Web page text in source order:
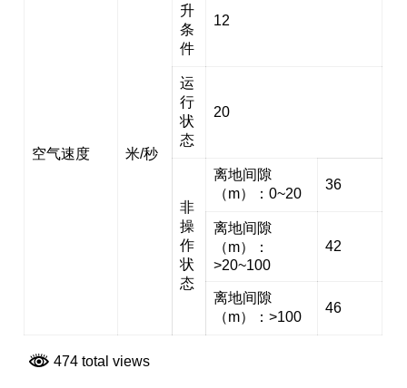
空气速度 米/秒
升
条
件
12
运
行
状
态
20
非
操
作
状
态
离地间隙
（m）：0~20
36
离地间隙
（m）：
>20~100
42
离地间隙
（m）：>100
46
474 total views